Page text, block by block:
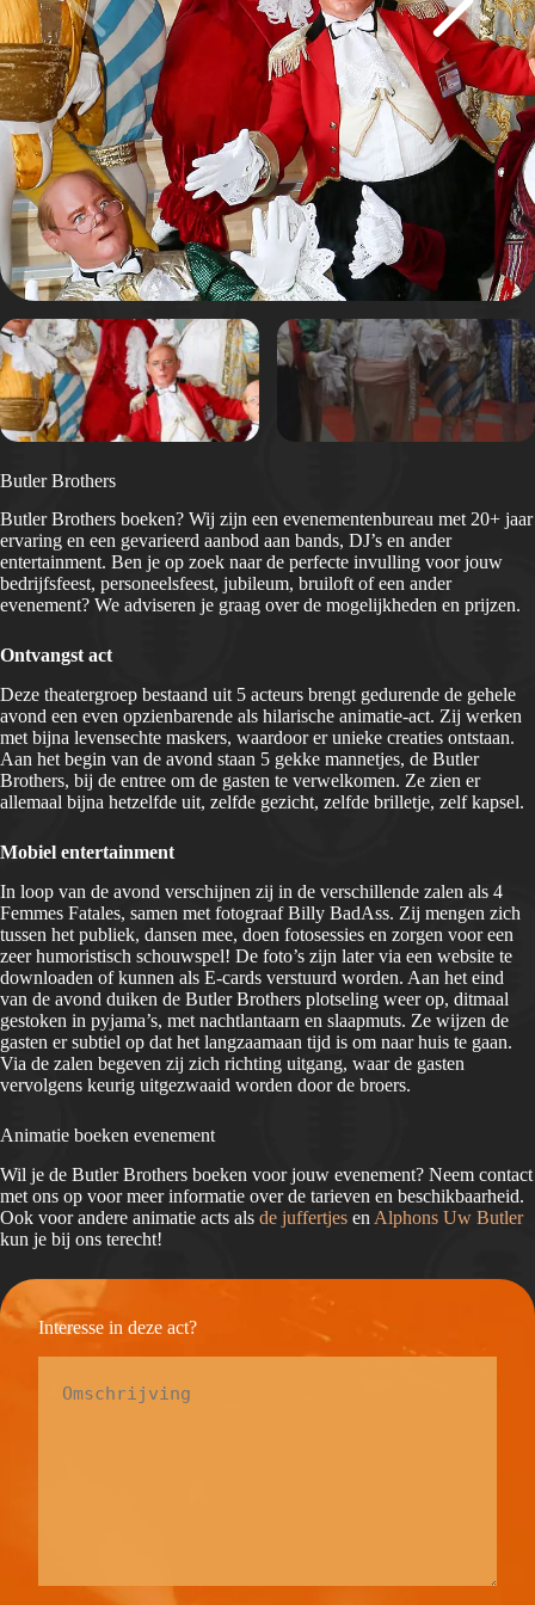
Butler Brothers
Butler Brothers boeken? Wij zijn een evenementenbureau met 20+ jaar
ervaring en een gevarieerd aanbod aan bands, DJ’s en ander
entertainment. Ben je op zoek naar de perfecte invulling voor jouw
bedrijfsfeest, personeelsfeest, jubileum, bruiloft of een ander
evenement? We adviseren je graag over de mogelijkheden en prijzen.
Ontvangst act
Deze theatergroep bestaand uit 5 acteurs brengt gedurende de gehele
avond een even opzienbarende als hilarische animatie-act. Zij werken
met bijna levensechte maskers, waardoor er unieke creaties ontstaan.
Aan het begin van de avond staan 5 gekke mannetjes, de Butler
Brothers, bij de entree om de gasten te verwelkomen. Ze zien er
allemaal bijna hetzelfde uit, zelfde gezicht, zelfde brilletje, zelf kapsel.
Mobiel entertainment
In loop van de avond verschijnen zij in de verschillende zalen als 4
Femmes Fatales, samen met fotograaf Billy BadAss. Zij mengen zich
tussen het publiek, dansen mee, doen fotosessies en zorgen voor een
zeer humoristisch schouwspel! De foto’s zijn later via een website te
downloaden of kunnen als E-cards verstuurd worden. Aan het eind
van de avond duiken de Butler Brothers plotseling weer op, ditmaal
gestoken in pyjama’s, met nachtlantaarn en slaapmuts. Ze wijzen de
gasten er subtiel op dat het langzaamaan tijd is om naar huis te gaan.
Via de zalen begeven zij zich richting uitgang, waar de gasten
vervolgens keurig uitgezwaaid worden door de broers.
Animatie boeken evenement
Wil je de Butler Brothers boeken voor jouw evenement? Neem contact
met ons op voor meer informatie over de tarieven en beschikbaarheid.
Ook voor andere animatie acts als de juffertjes en Alphons Uw Butler
kun je bij ons terecht!
Interesse in deze act?